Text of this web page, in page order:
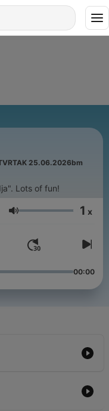
25.06.2026bm
Lots of fun!
Гучність 1 x
00:00